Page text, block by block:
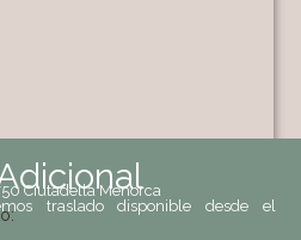
Ciutadella Menorca
traslado disponible desde el